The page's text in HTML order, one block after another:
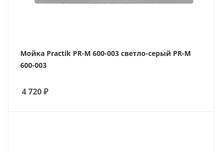
Мойка Practik PR-M 600-003 светло-серый PR-M
600-003
4 720₽